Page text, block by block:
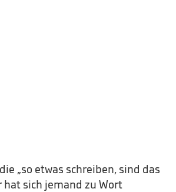
„so etwas schreiben, sind das
sich jemand zu Wort